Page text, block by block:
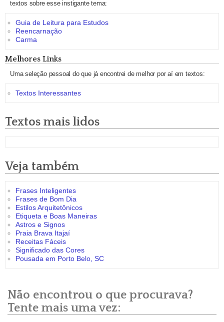
textos sobre esse instigante tema:
Guia de Leitura para Estudos
Reencarnação
Carma
Melhores Links
Uma seleção pessoal do que já encontrei de melhor por aí em textos:
Textos Interessantes
Textos mais lidos
Veja também
Frases Inteligentes
Frases de Bom Dia
Estilos Arquitetônicos
Etiqueta e Boas Maneiras
Astros e Signos
Praia Brava Itajaí
Receitas Fáceis
Significado das Cores
Pousada em Porto Belo, SC
Não encontrou o que procurava?
Tente mais uma vez: